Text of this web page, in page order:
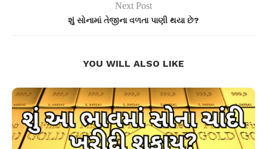
Next Post
શું સોનામાં તેજીના વળતા પાણી થયા છે?
YOU WILL ALSO LIKE